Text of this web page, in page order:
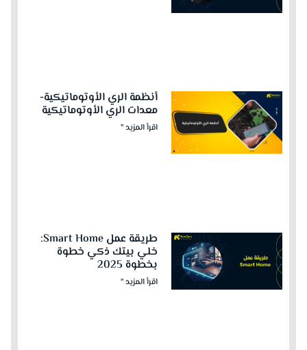
أنظمة الري الأوتوماتيكية-
معدات الري الأوتوماتيكية
اقرأ المزيد "
طريقة عمل Smart Home:
خلي بيتك ذكي خطوة
بخطوة 2025
اقرأ المزيد "